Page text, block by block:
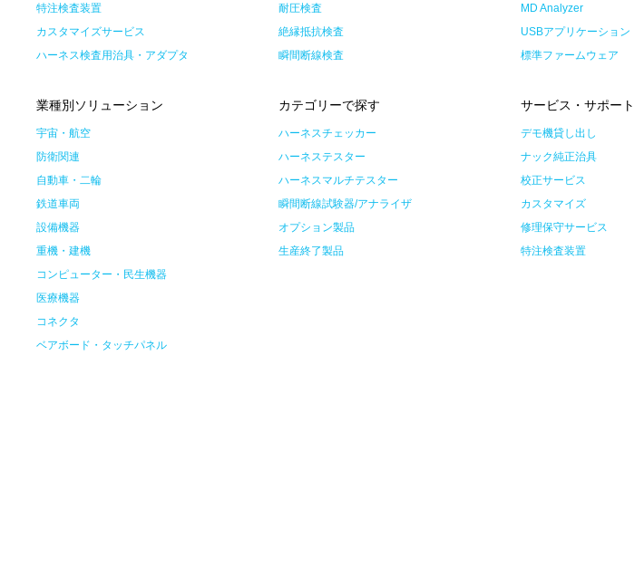
特注検査装置
カスタマイズサービス
ハーネス検査用治具・アダプタ
業種別ソリューション
宇宙・航空
防衛関連
自動車・二輪
鉄道車両
設備機器
重機・建機
コンピューター・民生機器
医療機器
コネクタ
ベアボード・タッチパネル
耐圧検査
絶縁抵抗検査
瞬間断線検査
カテゴリーで探す
ハーネスチェッカー
ハーネステスター
ハーネスマルチテスター
瞬間断線試験器/アナライザ
オプション製品
生産終了製品
MD Analyzer
USBアプリケーション
標準ファームウェア
サービス・サポート
デモ機貸し出し
ナック純正治具
校正サービス
カスタマイズ
修理保守サービス
特注検査装置